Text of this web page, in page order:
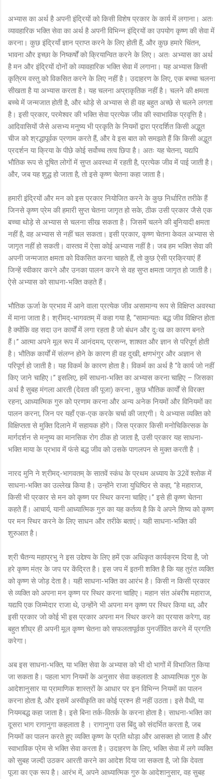
अभ्यास का अर्थ है अपनी इंद्रियों को किसी विशेष प्रकार के कार्य में लगाना। अतः
व्यावहारिक भक्ति सेवा का अर्थ है अपनी विभिन्न इंद्रियों का उपयोग कृष्ण की सेवा में
करना। कुछ इंद्रियाँ ज्ञान प्राप्त करने के लिए होती हैं, और कुछ हमारे चिंतन,
भावना और इच्छा के निष्कर्षों को क्रियान्वित करने के लिए। अतः अभ्यास का अर्थ
है मन और इंद्रियों दोनों को व्यावहारिक भक्ति सेवा में लगाना। यह अभ्यास किसी
कृत्रिम वस्तु को विकसित करने के लिए नहीं है। उदाहरण के लिए, एक बच्चा चलना
सीखता है या अभ्यास करता है। यह चलना अप्राकृतिक नहीं है। चलने की क्षमता
बच्चे में जन्मजात होती है, और थोड़े से अभ्यास से ही वह बहुत अच्छे से चलने लगता
है। इसी प्रकार, परमेश्वर की भक्ति सेवा प्रत्येक जीव की स्वाभाविक प्रवृत्ति है।
आदिवासियों जैसे असभ्य मनुष्य भी प्रकृति के नियमों द्वारा प्रदर्शित किसी अद्भुत
चीज को श्रद्धापूर्वक प्रणाम करते हैं, और वे इस बात को समझते हैं कि किसी अद्भुत
प्रदर्शन या क्रिया के पीछे कोई सर्वोच्च तत्व छिपा है। अतः यह चेतना, यद्यपि
भौतिक रूप से दूषित लोगों में सुप्त अवस्था में रहती है, प्रत्येक जीव में पाई जाती है।
और, जब यह शुद्ध हो जाता है, तो इसे कृष्ण चेतना कहा जाता है।
हमारी इंद्रियों और मन को इस प्रकार नियोजित करने के कुछ निर्धारित तरीके हैं
जिनसे कृष्ण प्रेम की हमारी सुप्त चेतना जागृत हो सके, ठीक उसी प्रकार जैसे एक
बच्चा थोड़े से अभ्यास से चलना सीख सकता है। जिसमें चलने की बुनियादी क्षमता
नहीं है, वह अभ्यास से नहीं चल सकता। इसी प्रकार, कृष्ण चेतना केवल अभ्यास से
जागृत नहीं हो सकती। वास्तव में ऐसा कोई अभ्यास नहीं है। जब हम भक्ति सेवा की
अपनी जन्मजात क्षमता को विकसित करना चाहते हैं, तो कुछ ऐसी प्रक्रियाएं हैं
जिन्हें स्वीकार करने और उनका पालन करने से वह सुप्त क्षमता जागृत हो जाती है।
ऐसे अभ्यास को साधना-भक्ति कहते हैं।
भौतिक ऊर्जा के प्रभाव में आने वाला प्रत्येक जीव असामान्य रूप से विक्षिप्त अवस्था
में माना जाता है। श्रीमद्-भागवतम् में कहा गया है, “सामान्यतः बद्ध जीव विक्षिप्त होता
है क्योंकि वह सदा उन कार्यों में लगा रहता है जो बंधन और दुःख का कारण बनते
हैं।” आत्मा अपने मूल रूप में आनंदमय, प्रसन्न, शाश्वत और ज्ञान से परिपूर्ण होती
है। भौतिक कार्यों में संलग्न होने के कारण ही वह दुखी, क्षणभंगुर और अज्ञान से
परिपूर्ण हो जाती है। यह विकर्म के कारण होता है। विकर्म का अर्थ है “वे कार्य जो नहीं
किए जाने चाहिए।” इसलिए, हमें साधना-भक्ति का अभ्यास करना चाहिए – जिसका
अर्थ है सुबह मंगला आरती (देवता की पूजा) करना , कुछ भौतिक कार्यों से विरक्त
रहना, आध्यात्मिक गुरु को प्रणाम करना और अन्य अनेक नियमों और विनियमों का
पालन करना, जिन पर यहाँ एक-एक करके चर्चा की जाएगी। ये अभ्यास व्यक्ति को
विक्षिप्तता से मुक्ति दिलाने में सहायक होंगे। जिस प्रकार किसी मनोचिकित्सक के
मार्गदर्शन से मनुष्य का मानसिक रोग ठीक हो जाता है, उसी प्रकार यह साधना-
भक्ति माया के प्रभाव में फंसे बद्ध जीव को उसके पागलपन से मुक्त करती है ।
नारद मुनि ने श्रीमद्-भागवतम् के सातवें स्कंध के प्रथम अध्याय के 32वें श्लोक में
साधना-भक्ति का उल्लेख किया है। उन्होंने राजा युधिष्ठिर से कहा, “हे महाराज,
किसी भी प्रकार से मन को कृष्ण पर स्थिर करना चाहिए।” इसे ही कृष्ण चेतना
कहते हैं। आचार्य, यानी आध्यात्मिक गुरु का यह कर्तव्य है कि वे अपने शिष्य को कृष्ण
पर मन स्थिर करने के लिए साधन और तरीके बताएं। यही साधना-भक्ति की
शुरुआत है।
श्री चैतन्य महाप्रभु ने इस उद्देश्य के लिए हमें एक अधिकृत कार्यक्रम दिया है, जो
हरे कृष्ण मंत्र के जप पर केंद्रित है। इस जप में इतनी शक्ति है कि यह तुरंत व्यक्ति
को कृष्ण से जोड़ देता है। यही साधना-भक्ति का आरंभ है। किसी न किसी प्रकार
से व्यक्ति को अपना मन कृष्ण पर स्थिर करना चाहिए। महान संत अंबरीष महाराज,
यद्यपि एक जिम्मेदार राजा थे, उन्होंने भी अपना मन कृष्ण पर स्थिर किया था, और
इसी प्रकार जो कोई भी इस प्रकार अपना मन स्थिर करने का प्रयास करेगा, वह
बहुत शीघ्र ही अपनी मूल कृष्ण चेतना को सफलतापूर्वक पुनर्जीवित करने में प्रगति
करेगा।
अब इस साधना-भक्ति, या भक्ति सेवा के अभ्यास को भी दो भागों में विभाजित किया
जा सकता है। पहला भाग नियमों के अनुसार सेवा कहलाता है: आध्यात्मिक गुरु के
आदेशानुसार या प्रामाणिक शास्त्रों के आधार पर इन विभिन्न नियमों का पालन
करना होता है, और इसमें अस्वीकृति का कोई प्रश्न ही नहीं उठता। इसे वैधी, या
नियमबद्ध कहा जाता है। इसे बिना तर्क-वितर्क के करना होता है। साधना-भक्ति का
दूसरा भाग रागानुगा कहलाता है । रागानुगा उस बिंदु को संदर्भित करता है, जब
नियमों का पालन करते हुए व्यक्ति कृष्ण के प्रति थोड़ा और आसक्त हो जाता है और
स्वाभाविक प्रेम से भक्ति सेवा करता है। उदाहरण के लिए, भक्ति सेवा में लगे व्यक्ति
को सुबह जल्दी उठकर आरती करने का आदेश दिया जा सकता है, जो कि देवता
पूजा का एक रूप है। आरंभ में, अपने आध्यात्मिक गुरु के आदेशानुसार, वह सुबह